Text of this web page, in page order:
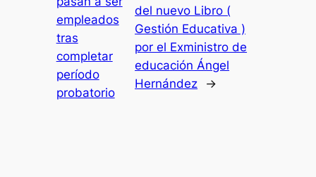
empleados
tras
completar
período
probatorio
del nuevo Libro (
Gestión Educativa )
por el Exministro de
educación Ángel
Hernández
→